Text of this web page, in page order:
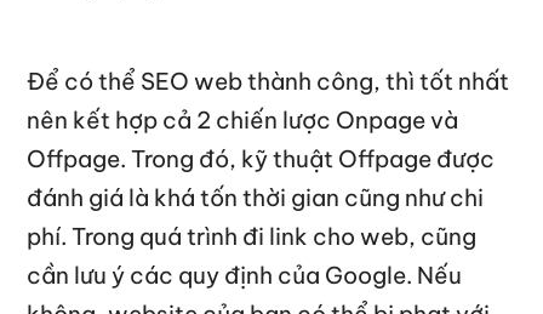
Để có thể SEO web thành công, thì tốt nhất
nên kết hợp cả 2 chiến lược Onpage và
Offpage. Trong đó, kỹ thuật Offpage được
đánh giá là khá tốn thời gian cũng như chi
phí. Trong quá trình đi link cho web, cũng
cần lưu ý các quy định của Google. Nếu